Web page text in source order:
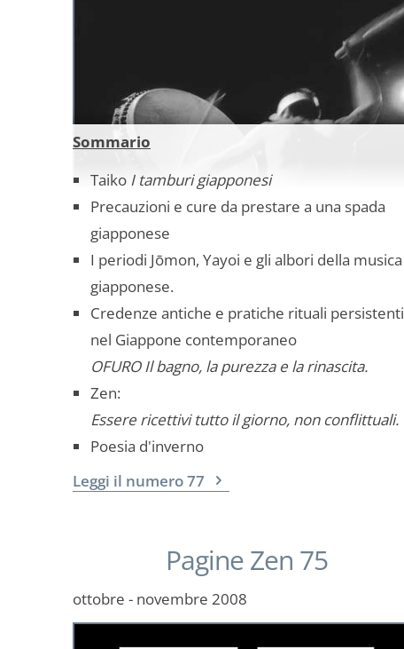
Sommario
Taiko I tamburi giapponesi
Precauzioni e cure da prestare a una spada
giapponese
I periodi Jōmon, Yayoi e gli albori della musica
giapponese.
Credenze antiche e pratiche rituali persistenti
nel Giappone contemporaneo
OFURO Il bagno, la purezza e la rinascita.
Zen:
Essere ricettivi tutto il giorno, non conflittuali.
Poesia d'inverno
Leggi il numero 77
Pagine Zen 75
ottobre - novembre 2008